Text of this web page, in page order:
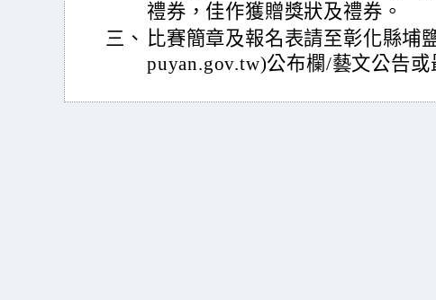
禮券，佳作獲贈獎狀及禮券。
三、 比賽簡章及報名表請至彰化縣埔
puyan.gov.tw)公布欄/藝文公告或